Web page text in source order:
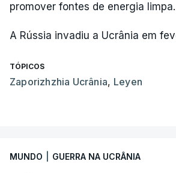
promover fontes de energia limpa.
A Rússia invadiu a Ucrânia em
TÓPICOS
Zaporizhzhia Ucrânia, Leyen
MUNDO GUERRA NA UCRÂNIA